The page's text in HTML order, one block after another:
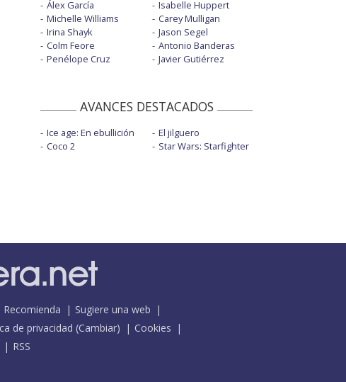
Álex García
Michelle Williams
Irina Shayk
Colm Feore
Penélope Cruz
Isabelle Huppert
Carey Mulligan
Jason Segel
Antonio Banderas
Javier Gutiérrez
AVANCES DESTACADOS
Ice age: En ebullición
Coco 2
El jilguero
Star Wars: Starfighter
Recomienda
Sugiere una web
de privacidad (Cambiar)
Cookies
RSS